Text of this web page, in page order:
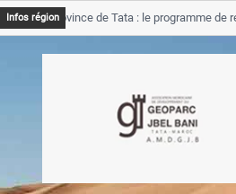
Infos région
Province de Tata : le programme de